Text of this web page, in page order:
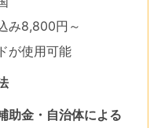
み8,800円～
が使用可能
助金・自治体による